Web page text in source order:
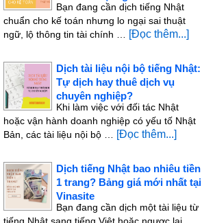
Bạn đang cần dịch tiếng Nhật
chuẩn cho kế toán nhưng lo ngại sai thuật
ngữ, lộ thông tin tài chính …
[Đọc thêm...]
Dịch tài liệu nội bộ tiếng Nhật:
Tự dịch hay thuê dịch vụ
chuyên nghiệp?
Khi làm việc với đối tác Nhật
hoặc vận hành doanh nghiệp có yếu tố Nhật
Bản, các tài liệu nội bộ …
[Đọc thêm...]
Dịch tiếng Nhật bao nhiêu tiền
1 trang? Bảng giá mới nhất tại
Vinasite
Bạn đang cần dịch một tài liệu từ